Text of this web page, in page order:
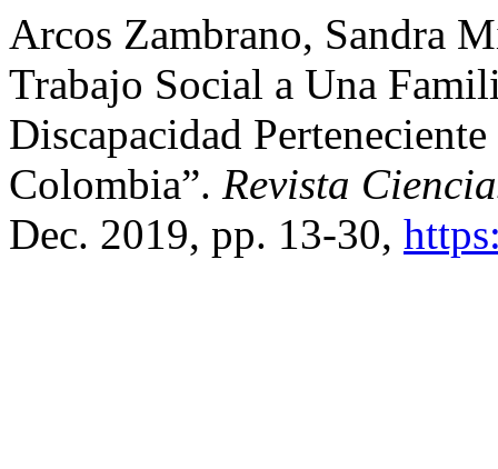
Arcos Zambrano, Sandra
Trabajo Social a Una
Discapacidad
Colombia”. Revista
Dec. 2019, pp. 13-30,